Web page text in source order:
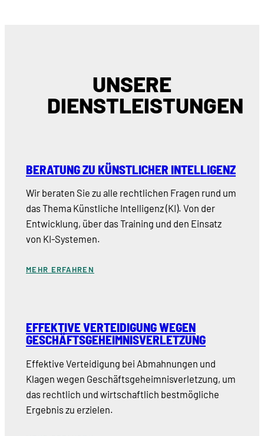
UNSERE
DIENSTLEISTUNGEN
BERATUNG ZU KÜNSTLICHER INTELLIGENZ
Wir beraten Sie zu alle rechtlichen Fragen rund um
das Thema Künstliche Intelligenz (KI). Von der
Entwicklung, über das Training und den Einsatz
von KI-Systemen.
MEHR ERFAHREN
EFFEKTIVE VERTEIDIGUNG WEGEN
GESCHÄFTSGEHEIMNISVERLETZUNG
Effektive Verteidigung bei Abmahnungen und
Klagen wegen Geschäftsgeheimnisverletzung, um
das rechtlich und wirtschaftlich bestmögliche
Ergebnis zu erzielen.